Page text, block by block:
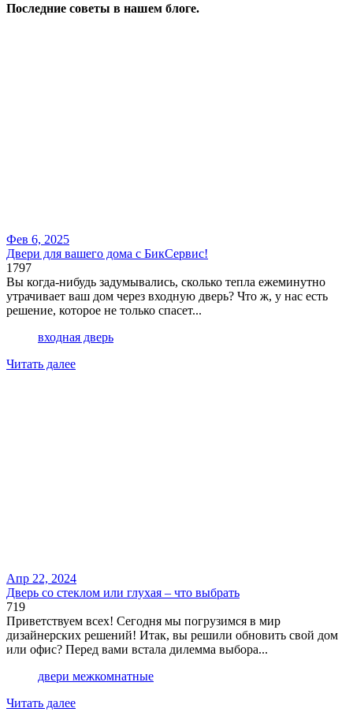
Последние советы в нашем блоге.
Фев 6, 2025
Двери для вашего дома с БикСервис!
1797
Вы когда-нибудь задумывались, сколько тепла ежеминутно
утрачивает ваш дом через входную дверь? Что ж, у нас есть
решение, которое не только спасет...
входная дверь
Читать далее
Апр 22, 2024
Дверь со стеклом или глухая – что выбрать
719
Приветствуем всех! Сегодня мы погрузимся в мир
дизайнерских решений! Итак, вы решили обновить свой дом
или офис? Перед вами встала дилемма выбора...
двери межкомнатные
Читать далее